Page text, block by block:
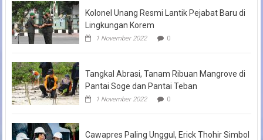
Kolonel Unang Resmi Lantik Pejabat Baru di
Lingkungan Korem
1 November 2022 0
Tangkal Abrasi, Tanam Ribuan Mangrove di
Pantai Soge dan Pantai Teban
1 November 2022 0
Cawapres Paling Unggul, Erick Thohir Simbol